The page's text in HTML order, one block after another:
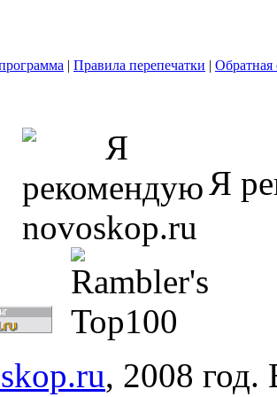
| Правила перепечатки | Обратная
Я
, 2008